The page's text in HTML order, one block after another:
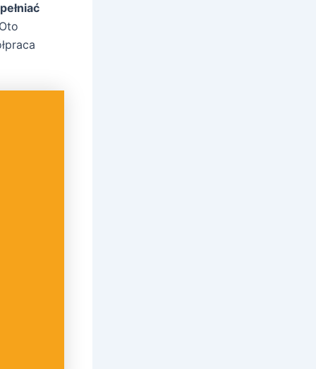
Oto